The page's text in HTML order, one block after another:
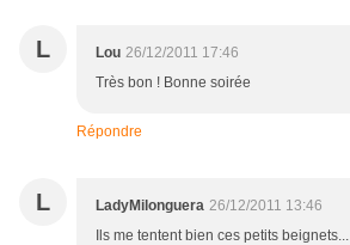
L Lou 26/12/2011 17:46
Très bon ! Bonne soirée
Répondre
L LadyMilonguera 26/12/2011 13:46
Ils me tentent bien ces petits beignets...